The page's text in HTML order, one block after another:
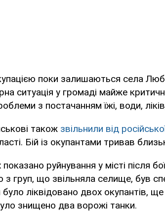
поки залишаються села
ситуація у громаді майже
з постачанням їжі, води,
також звільнили від
Бій із окупантами тривав
руйнування у місті після
з груп, що звільняла селище, був
було ліквідовано двох окупантів,
знищено два ворожі танки.